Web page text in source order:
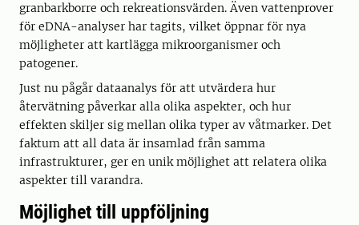
granbarkborre och rekreationsvärden. Även vattenprover
för eDNA-analyser har tagits, vilket öppnar för nya
möjligheter att kartlägga mikroorganismer och
patogener.
Just nu pågår dataanalys för att utvärdera hur
återvätning påverkar alla olika aspekter, och hur
effekten skiljer sig mellan olika typer av våtmarker. Det
faktum att all data är insamlad från samma
infrastrukturer, ger en unik möjlighet att relatera olika
aspekter till varandra.
Möjlighet till uppföljning